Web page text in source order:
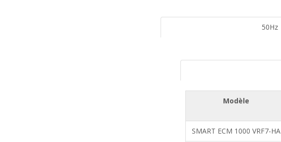
50Hz
Modèle
SMART ECM 1000 VRF7-HA